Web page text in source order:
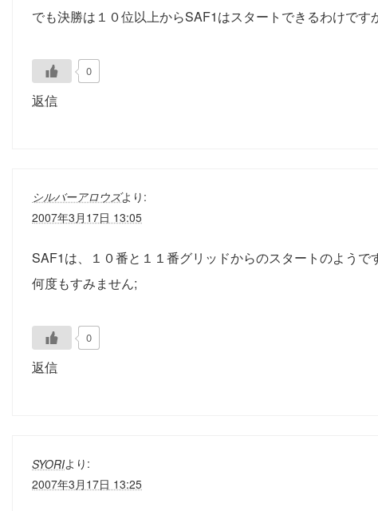
でも決勝は１０位以上からSAF1はスタートできるわけで
0
返信
シルバーアロウズより:
2007年3月17日 13:05
SAF1は、１０番と１１番グリッドからのスタートのようで
何度もすみません;
0
返信
SYORIより:
2007年3月17日 13:25